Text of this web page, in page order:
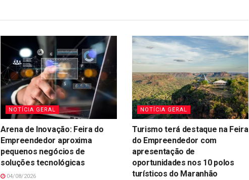
NOTÍCIA GERAL
Arena de Inovação: Feira do
Empreendedor aproxima
pequenos negócios de
soluções tecnológicas
04/08/2026
NOTÍCIA GERAL
Turismo terá destaque na Feira
do Empreendedor com
apresentação de
oportunidades nos 10 polos
turísticos do Maranhão